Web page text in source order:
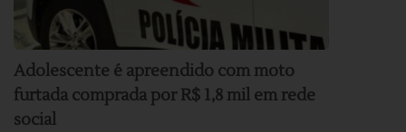
Adolescente é apreendido com moto
furtada comprada por R$ 1,8 mil em rede
social